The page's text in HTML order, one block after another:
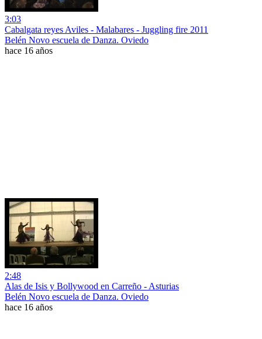
3:03
Cabalgata reyes Aviles - Malabares - Juggling fire 2011
Belén Novo escuela de Danza. Oviedo
hace 16 años
2:48
Alas de Isis y Bollywood en Carreño - Asturias
Belén Novo escuela de Danza. Oviedo
hace 16 años